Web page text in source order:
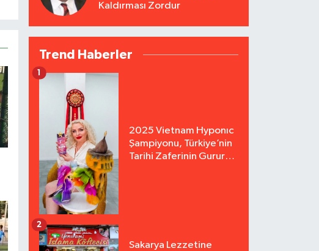
Kaldırması Zordur
Trend Haberler
2025 Vietnam Hyponıc
Şampiyonu, Türkiye’nin
Tarihi Zaferinin Gururu
1
Sakarya Lezzetine
2